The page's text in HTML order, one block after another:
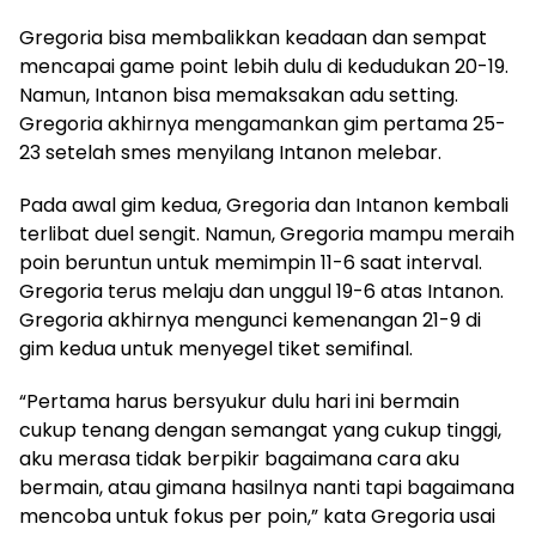
Gregoria bisa membalikkan keadaan dan sempat
mencapai game point lebih dulu di kedudukan 20-19.
Namun, Intanon bisa memaksakan adu setting.
Gregoria akhirnya mengamankan gim pertama 25-
23 setelah smes menyilang Intanon melebar.
Pada awal gim kedua, Gregoria dan Intanon kembali
terlibat duel sengit. Namun, Gregoria mampu meraih
poin beruntun untuk memimpin 11-6 saat interval.
Gregoria terus melaju dan unggul 19-6 atas Intanon.
Gregoria akhirnya mengunci kemenangan 21-9 di
gim kedua untuk menyegel tiket semifinal.
“Pertama harus bersyukur dulu hari ini bermain
cukup tenang dengan semangat yang cukup tinggi,
aku merasa tidak berpikir bagaimana cara aku
bermain, atau gimana hasilnya nanti tapi bagaimana
mencoba untuk fokus per poin,” kata Gregoria usai